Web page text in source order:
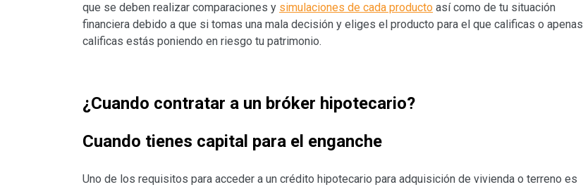
que se deben realizar comparaciones y simulaciones de cada producto así como de tu situación
financiera debido a que si tomas una mala decisión y eliges el producto para el que calificas o apenas
calificas estás poniendo en riesgo tu patrimonio.
¿Cuando contratar a un bróker hipotecario?
Cuando tienes capital para el enganche
Uno de los requisitos para acceder a un crédito hipotecario para adquisición de vivienda o terreno es